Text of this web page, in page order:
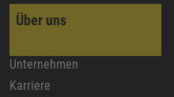
Über uns
Unternehmen
Karriere